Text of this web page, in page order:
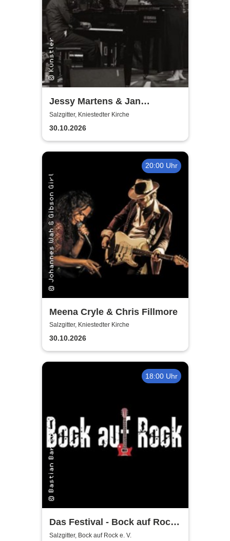
Jessy Martens & Jan
Fischer's Blues Support
Salzgitter, Kniestedter Kirche
30.10.2026
20:00 Uhr
Meena Cryle & Chris Fillmore
Salzgitter, Kniestedter Kirche
30.10.2026
18:00 Uhr
Das Festival - Bock auf Rock
gemeinnütziger e. V.
Salzgitter, Bock auf Rock e. V.